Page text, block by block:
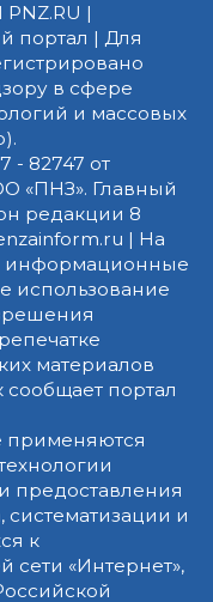
|
портал | Для
в сфере
и массовых
- 82747 от
«ПНЗ». Главный
редакции 8
| На
информационные
использование
материалов
сообщает портал
применяются
предоставления
и
к
сети «Интернет»,